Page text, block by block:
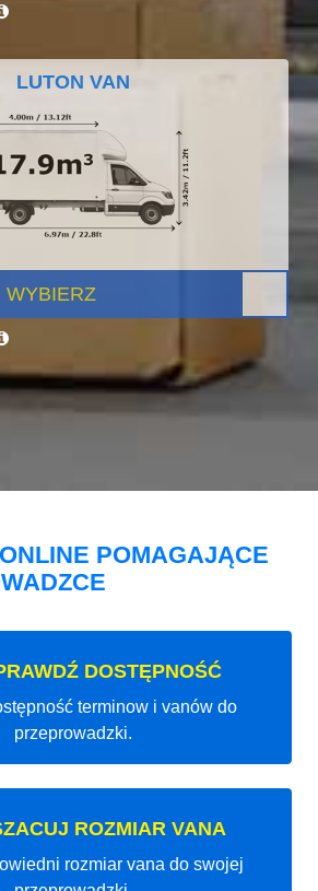
LUTON VAN
WYBIERZ
POMAGAJĄCE
DOSTĘPNOŚĆ
terminow i vanów do
przeprowadzki.
ROZMIAR VANA
rozmiar vana do swojej